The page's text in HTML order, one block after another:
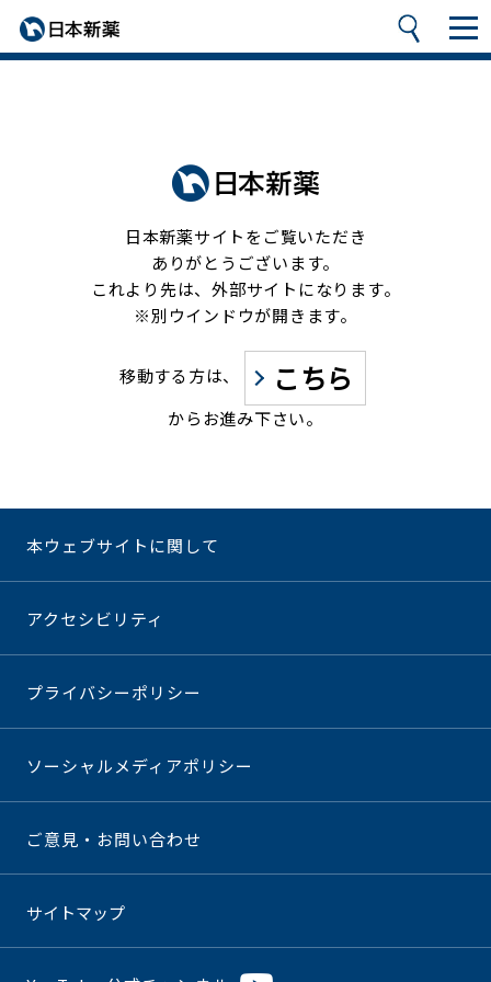
日本新薬サイトをご覧いただき
ありがとうございます。
これより先は、外部サイトになります。
※別ウインドウが開きます。
移動する方は、 こちら
からお進み下さい。
本ウェブサイトに関して
アクセシビリティ
プライバシーポリシー
ソーシャルメディアポリシー
ご意見・お問い合わせ
サイトマップ